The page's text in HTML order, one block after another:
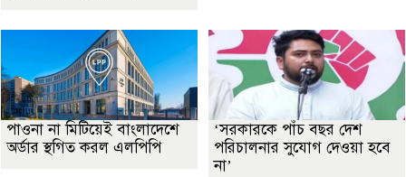
পাওনা না মিটিয়েই বাংলাদেশে
অর্ডার স্থগিত করল এলপিপি
‘সরকারকে পাঁচ বছর দেশ
পরিচালনার সুযোগ দেওয়া হবে
না’